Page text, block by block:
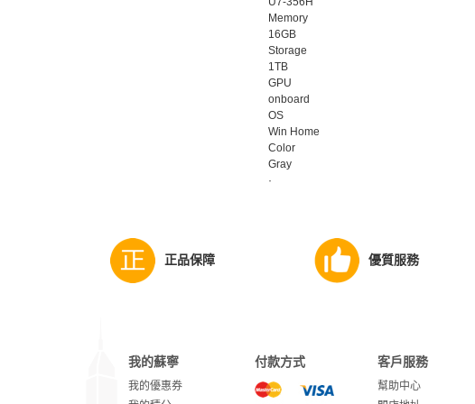
Memory
16GB
Storage
1TB
GPU
onboard
OS
Win Home
Color
Gray
·
正品保障 優質服務
我的蘇寧
我的優惠券
付款方式 客戶服務
幫助中心